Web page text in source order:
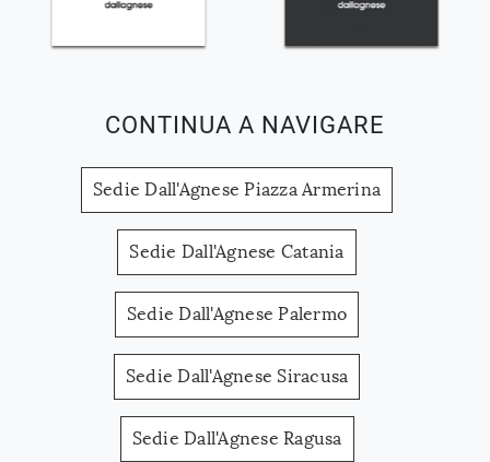
CONTINUA A NAVIGARE
Sedie Dall'Agnese Piazza Armerina
Sedie Dall'Agnese Catania
Sedie Dall'Agnese Palermo
Sedie Dall'Agnese Siracusa
Sedie Dall'Agnese Ragusa